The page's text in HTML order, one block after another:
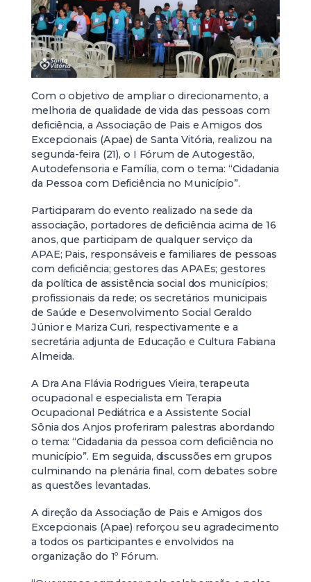
Com o objetivo de ampliar o direcionamento, a
melhoria de qualidade de vida das pessoas com
deficiência, a Associação de Pais e Amigos dos
Excepcionais (Apae) de Santa Vitória, realizou na
segunda-feira (21), o I Fórum de Autogestão,
Autodefensoria e Família, com o tema: “Cidadania
da Pessoa com Deficiência no Município”.
Participaram do evento realizado na sede da
associação, portadores de deficiência acima de 16
anos, que participam de qualquer serviço da
APAE; Pais, responsáveis e familiares de pessoas
com deficiência; gestores das APAEs; gestores
da política de assistência social dos municípios;
profissionais da rede; os secretários municipais
de Saúde e Desenvolvimento Social Geraldo
Júnior e Mariza Curi, respectivamente e a
secretária adjunta de Educação e Cultura Fabiana
Almeida.
A Dra Ana Flávia Rodrigues Vieira, terapeuta
ocupacional e especialista em Terapia
Ocupacional Pediátrica e a Assistente Social
Sônia dos Anjos proferiram palestras abordando
o tema: “Cidadania da pessoa com deficiência no
município”. Em seguida, discussões em grupos
culminando na plenária final, com debates sobre
as questões levantadas.
A direção da Associação de Pais e Amigos dos
Excepcionais (Apae) reforçou seu agradecimento
a todos os participantes e envolvidos na
organização do 1º Fórum.